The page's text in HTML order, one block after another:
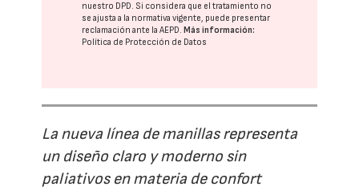
nuestro DPD. Si considera que el tratamiento no
se ajusta a la normativa vigente, puede presentar
reclamación ante laAEPD.Más información:
Política de Protección de Datos
La nueva línea de manillas representa
un diseño claro y moderno sin
paliativos en materia de confort